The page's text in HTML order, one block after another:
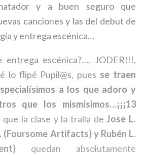
y a buen seguro que
canciones y las del debut de
y entrega escénica…
entrega escénica?…. JODER!!!,
lo flipé Pupil@s, pues se traen
a los que adoro y
que los mismísimos…¡¡¡13
que la clase y la tralla deJose L.
(Foursome Artifacts) y Rubén L.
quedan absolutamente